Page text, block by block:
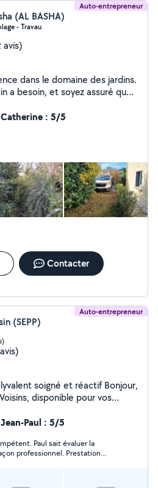
Auto-entrepreneur
(AL BASHA)
- Travau
avis)
dans le domaine des jardins.
a besoin, et soyez assuré que
s'occupe des travaux de
et rénovation, montage
ici tout ce dont vous avez
: 5/5
Contacter
Auto-entrepreneur
(SEPP)
Bonjour,
disponible pour vos
et petits travaux de
luminaires, démontage, etc.).
propre et soigné.
Pau et alentours.
Paul : 5/5
Paul sait évaluer la
professionnel. Prestation